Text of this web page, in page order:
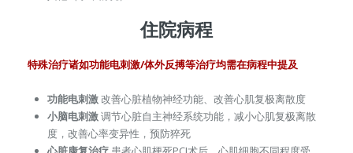
住院病程
特殊治疗诸如功能电刺激/体外反搏等治疗均需在病程中提及
功能电刺激改善心脏植物神经功能、改善心肌复极离散度
小脑电刺激调节心脏自主神经系统功能，减小心肌复极离散
度，改善心率变异性，预防猝死